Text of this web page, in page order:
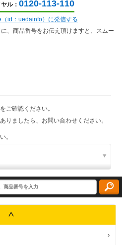
ル： 0120-113-110
（id：uedainfo）に発信する
、商品番号をお伝え頂けますと、スムー
ご確認ください。
りましたら、お問い合わせください。
。
›